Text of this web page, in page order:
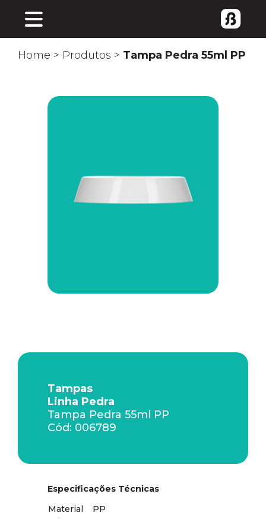
Home > Produtos > Tampa Pedra 55ml PP
Tampas
Linha Pedra
Tampa Pedra 55ml PP
Cód: 006789
Especificações Técnicas
Material
PP